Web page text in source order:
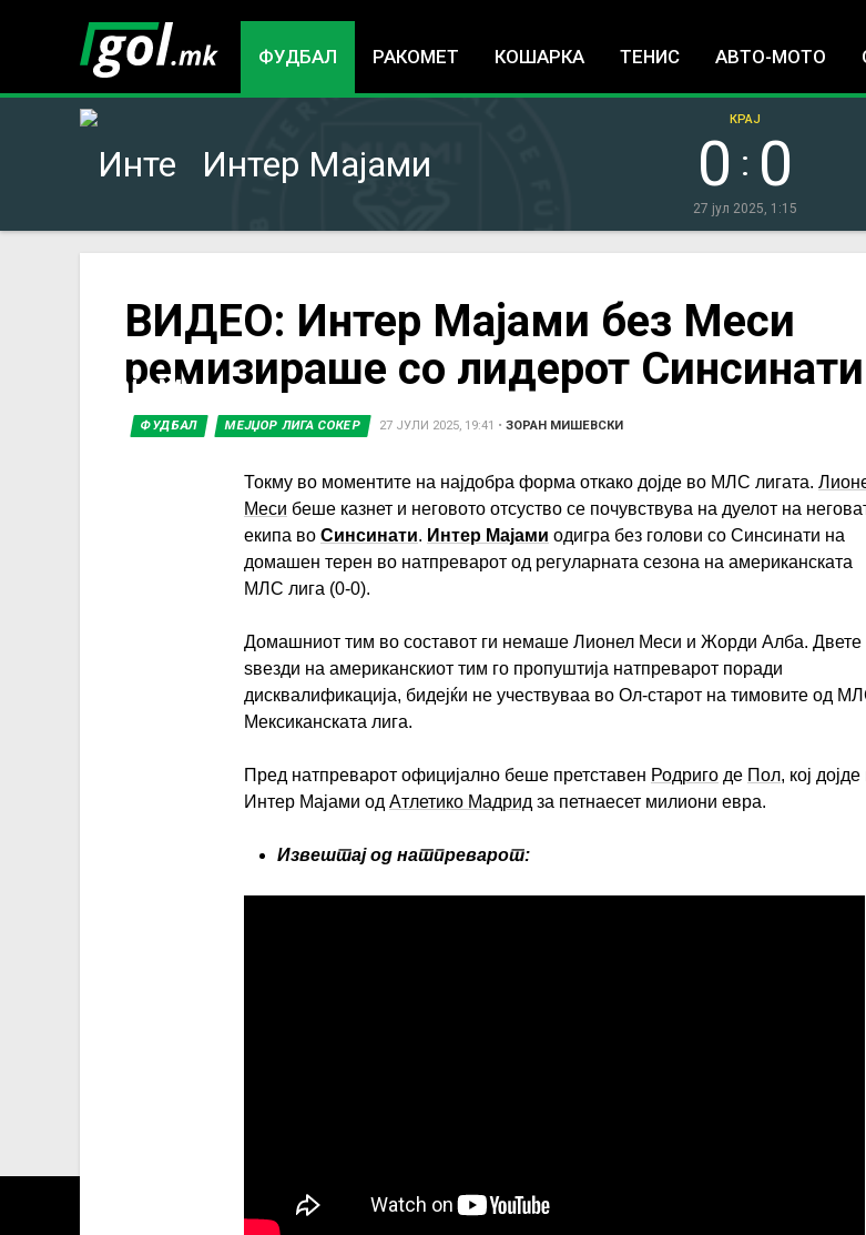
ФУДБАЛ РАКОМЕТ КОШАРКА ТЕНИС АВТО-МОТО
Интер Мајами 0 : 0
КРАЈ
27 јул 2025, 1:15
here
ВИДЕО: Интер Мајами без Меси
ремизираше со лидерот Синсинати
ФУДБАЛ МЕЈЏОР ЛИГА СОКЕР 27 ЈУЛИ 2025, 19:41 • ЗОРАН МИШЕВСКИ
Токму во моментите на најдобра форма откако дојде во МЛС лигата.
Меси беше казнет и неговото отсуство се почувствува на дуелот на
екипа во Синсинати. Интер Мајами одигра без голови со Синсинати на
домашен терен во натпреварот од регуларната сезона на американската
МЛС лига (0-0).
Домашниот тим во составот ги немаше Лионел Меси и Жорди Алба. Двете
ѕвезди на американскиот тим го пропуштија натпреварот поради
дисквалификација, бидејќи не учествуваа во Ол-старот на тимовите од
Мексиканската лига.
Пред натпреварот официјално беше претставен Родриго де Пол, кој
Интер Мајами од Атлетико Мадрид за петнаесет милиони евра.
Извештај од натпреварот:
ИМПРЕСУМ